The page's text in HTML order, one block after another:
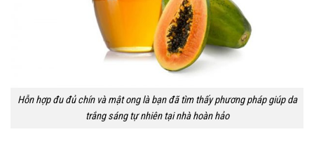
Hỗn hợp đu đủ chín và mật ong là bạn đã tìm thấy phương pháp giúp da
trắng sáng tự nhiên tại nhà hoàn hảo